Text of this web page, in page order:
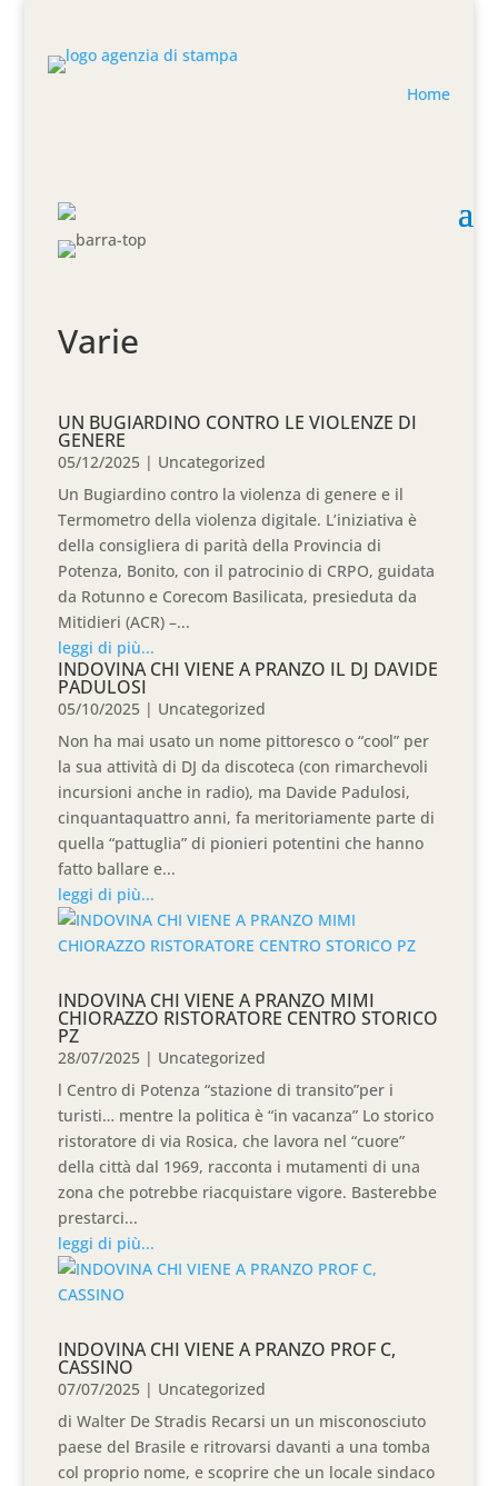
Home
Varie
UN BUGIARDINO CONTRO LE VIOLENZE DI
GENERE
05/12/2025 | Uncategorized
Un Bugiardino contro la violenza di genere e il
Termometro della violenza digitale. L’iniziativa è
della consigliera di parità della Provincia di
Potenza, Bonito, con il patrocinio di CRPO, guidata
da Rotunno e Corecom Basilicata, presieduta da
Mitidieri (ACR) –...
leggi di più...
INDOVINA CHI VIENE A PRANZO IL DJ DAVIDE
PADULOSI
05/10/2025 | Uncategorized
Non ha mai usato un nome pittoresco o “cool” per
la sua attività di DJ da discoteca (con rimarchevoli
incursioni anche in radio), ma Davide Padulosi,
cinquantaquattro anni, fa meritoriamente parte di
quella “pattuglia” di pionieri potentini che hanno
fatto ballare e...
leggi di più...
INDOVINA CHI VIENE A PRANZO MIMI
CHIORAZZO RISTORATORE CENTRO STORICO
PZ
28/07/2025 | Uncategorized
l Centro di Potenza “stazione di transito”per i
turisti… mentre la politica è “in vacanza” Lo storico
ristoratore di via Rosica, che lavora nel “cuore”
della città dal 1969, racconta i mutamenti di una
zona che potrebbe riacquistare vigore. Basterebbe
prestarci...
leggi di più...
INDOVINA CHI VIENE A PRANZO PROF C,
CASSINO
07/07/2025 | Uncategorized
di Walter De Stradis Recarsi un un misconosciuto
paese del Brasile e ritrovarsi davanti a una tomba
col proprio nome, e scoprire che un locale sindaco